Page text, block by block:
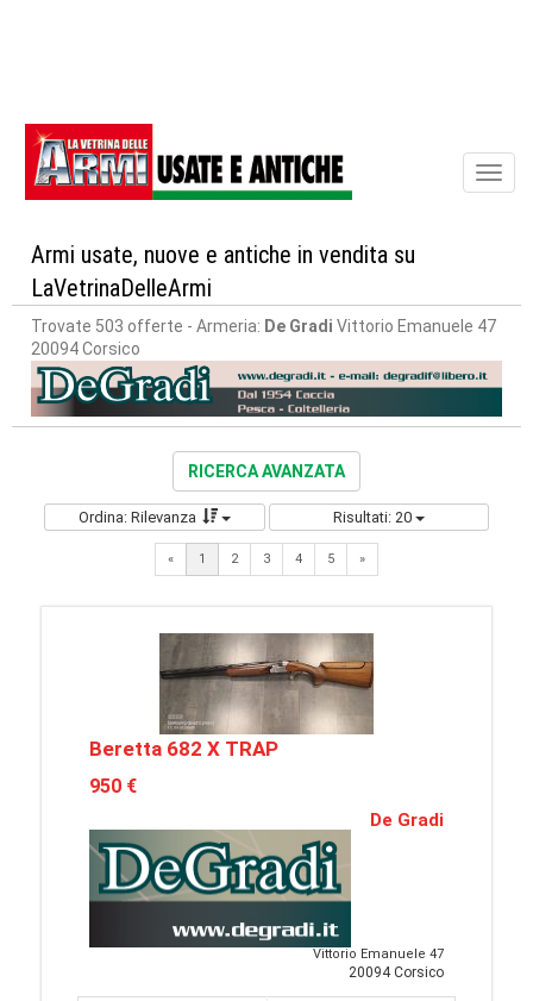
Armi usate, nuove e antiche in vendita su
LaVetrinaDelleArmi
Trovate 503 offerte - Armeria: De Gradi Vittorio Emanuele 47
20094 Corsico
RICERCA AVANZATA
Ordina: Rilevanza Risultati: 20
« 1 2 3 4 5 »Next
Beretta 682 X TRAP
950 €
De Gradi
Vittorio Emanuele 47
20094 Corsico